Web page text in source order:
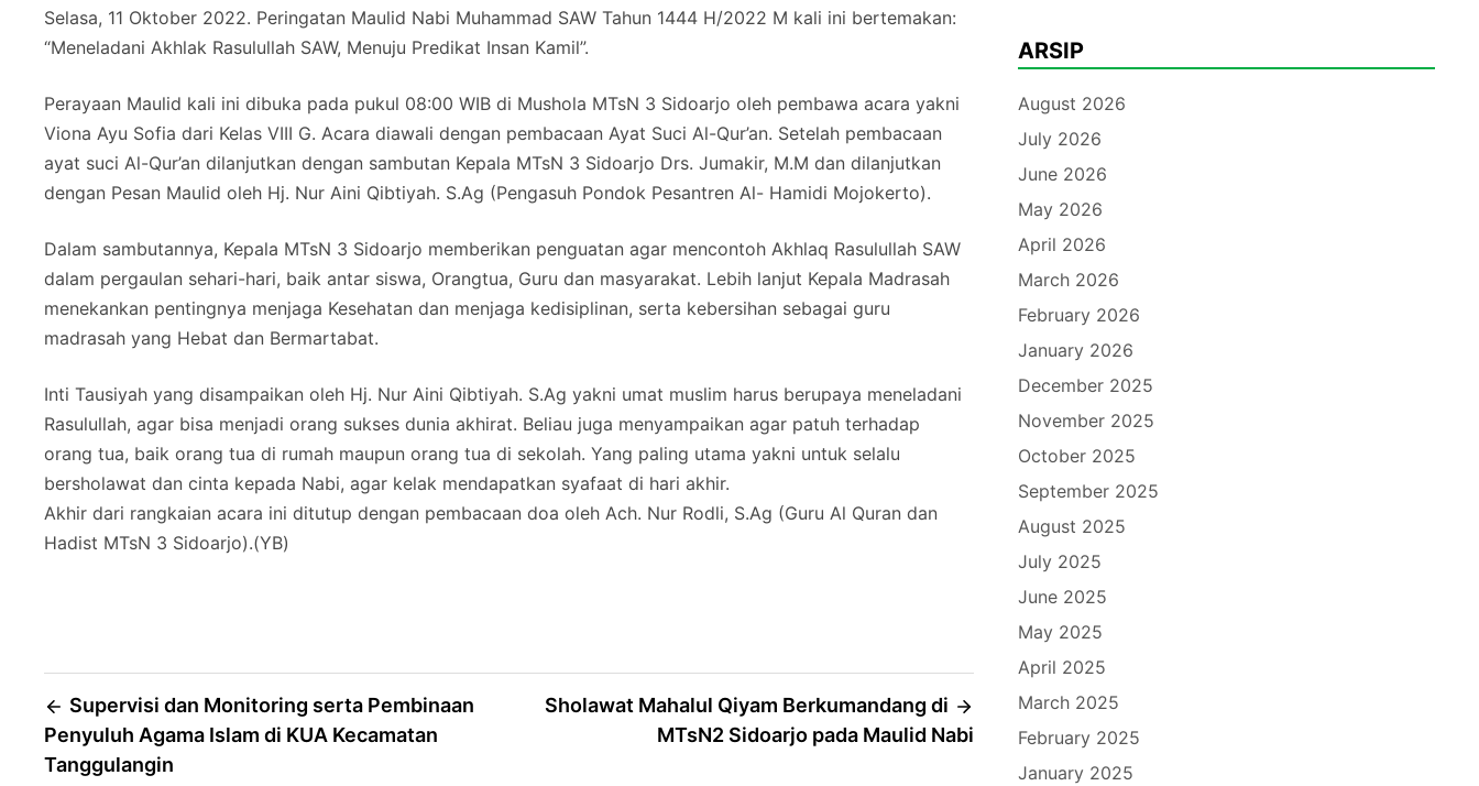
Selasa, 11 Oktober 2022. Peringatan Maulid Nabi Muhammad SAW Tahun 1444 H/2022 M kali ini bertemakan:
“Meneladani Akhlak Rasulullah SAW, Menuju Predikat Insan Kamil”.
Perayaan Maulid kali ini dibuka pada pukul 08:00 WIB di Mushola MTsN 3 Sidoarjo oleh pembawa acara yakni
Viona Ayu Sofia dari Kelas VIII G. Acara diawali dengan pembacaan Ayat Suci Al-Qur’an. Setelah pembacaan
ayat suci Al-Qur’an dilanjutkan dengan sambutan Kepala MTsN 3 Sidoarjo Drs. Jumakir, M.M dan dilanjutkan
dengan Pesan Maulid oleh Hj. Nur Aini Qibtiyah. S.Ag (Pengasuh Pondok Pesantren Al- Hamidi Mojokerto).
Dalam sambutannya, Kepala MTsN 3 Sidoarjo memberikan penguatan agar mencontoh Akhlaq Rasulullah SAW
dalam pergaulan sehari-hari, baik antar siswa, Orangtua, Guru dan masyarakat. Lebih lanjut Kepala Madrasah
menekankan pentingnya menjaga Kesehatan dan menjaga kedisiplinan, serta kebersihan sebagai guru
madrasah yang Hebat dan Bermartabat.
Inti Tausiyah yang disampaikan oleh Hj. Nur Aini Qibtiyah. S.Ag yakni umat muslim harus berupaya meneladani
Rasulullah, agar bisa menjadi orang sukses dunia akhirat. Beliau juga menyampaikan agar patuh terhadap
orang tua, baik orang tua di rumah maupun orang tua di sekolah. Yang paling utama yakni untuk selalu
bersholawat dan cinta kepada Nabi, agar kelak mendapatkan syafaat di hari akhir.
Akhir dari rangkaian acara ini ditutup dengan pembacaan doa oleh Ach. Nur Rodli, S.Ag (Guru Al Quran dan
Hadist MTsN 3 Sidoarjo).(YB)
Post
navigation
Supervisi dan Monitoring serta Pembinaan
Penyuluh Agama Islam di KUA Kecamatan
Tanggulangin
Sholawat Mahalul Qiyam Berkumandang di
MTsN2 Sidoarjo pada Maulid Nabi
ARSIP
August 2026
July 2026
June 2026
May 2026
April 2026
March 2026
February 2026
January 2026
December 2025
November 2025
October 2025
September 2025
August 2025
July 2025
June 2025
May 2025
April 2025
March 2025
February 2025
January 2025